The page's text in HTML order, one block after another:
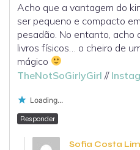
Acho que a vantagem do
ser pequeno e compacto
pesadão. No entanto, acho
livros físicos… o cheiro de
mágico
TheNotSoGirlyGirl //
Loading...
Responder
Sofia Costa